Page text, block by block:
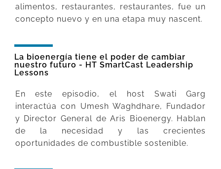
alimentos, restaurantes, restaurantes, fue un
concepto nuevo y en una etapa muy nascent.
La bioenergía tiene el poder de cambiar
nuestro futuro - HT SmartCast Leadership
Lessons
En este episodio, el host Swati Garg
interactúa con Umesh Waghdhare, Fundador
y Director General de Aris Bioenergy. Hablan
de la necesidad y las crecientes
oportunidades de combustible sostenible.